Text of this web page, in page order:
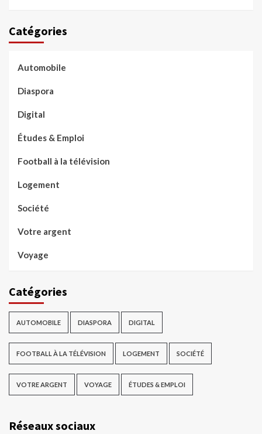
Catégories
Automobile
Diaspora
Digital
Études & Emploi
Football à la télévision
Logement
Société
Votre argent
Voyage
Catégories
AUTOMOBILE DIASPORA DIGITAL
FOOTBALL À LA TÉLÉVISION LOGEMENT SOCIÉTÉ
VOTRE ARGENT VOYAGE ÉTUDES & EMPLOI
Réseaux sociaux